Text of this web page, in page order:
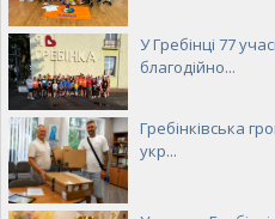
У Гребінці 77
благодійно...
Гребінківська
укр...